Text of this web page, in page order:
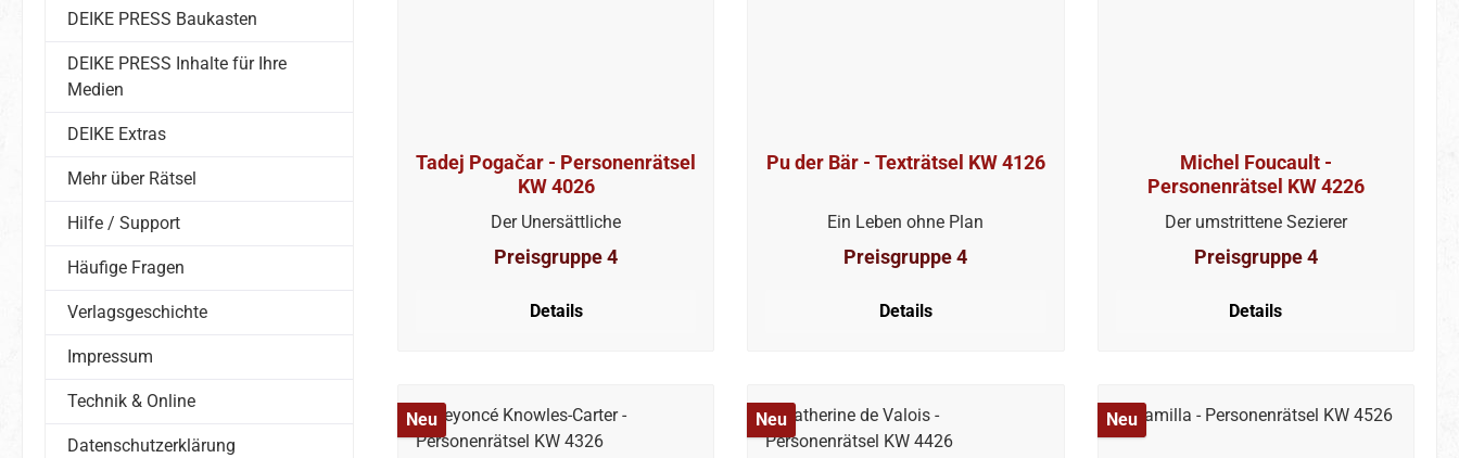
DEIKE PRESS Baukasten
DEIKE PRESS Inhalte für Ihre
Medien
DEIKE Extras
Mehr über Rätsel
Hilfe / Support
Häufige Fragen
Verlagsgeschichte
Impressum
Technik & Online
Datenschutzerklärung
Tadej Pogačar - Personenrätsel
KW 4026
Der Unersättliche
Preisgruppe 4
Details
Pu der Bär - Texträtsel KW 4126
Ein Leben ohne Plan
Preisgruppe 4
Details
Michel Foucault -
Personenrätsel KW 4226
Der umstrittene Sezierer
Preisgruppe 4
Details
Neu Neu Neu